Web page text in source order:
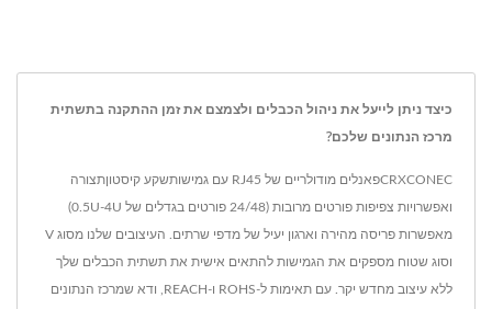
כיצד ניתן לייעל את ניהול הכבלים ולצמצם את זמן ההתקנה בתשתית
מרכז הנתונים שלכם?
CRXCONECפאנלים מודולריים של RJ45 עם גמישותשקע קיסטוןתצורה
ואפשרויות צפיפות פורטים מרובות (24/48 פורטים בגדלים של 0.5U-4U)
מאפשרות פריסה מהירה וארגון יעיל של מדפי שרתים. העיצובים שלנו מסוג V
וסוג שטוח מספקים את הגמישות להתאים אישית את תשתית הכבלים שלך
ללא עיצוב מחדש יקר. עם תאימות ל-ROHS ו-REACH, ודא שמרכז הנתונים